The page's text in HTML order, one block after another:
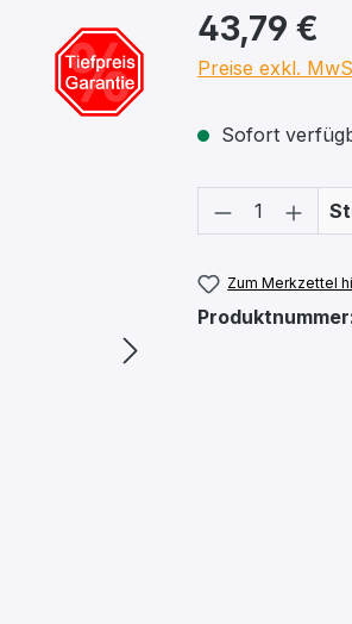
43,79 €
Preise exkl.
Sofort
Produkt
Zum Merkzettel